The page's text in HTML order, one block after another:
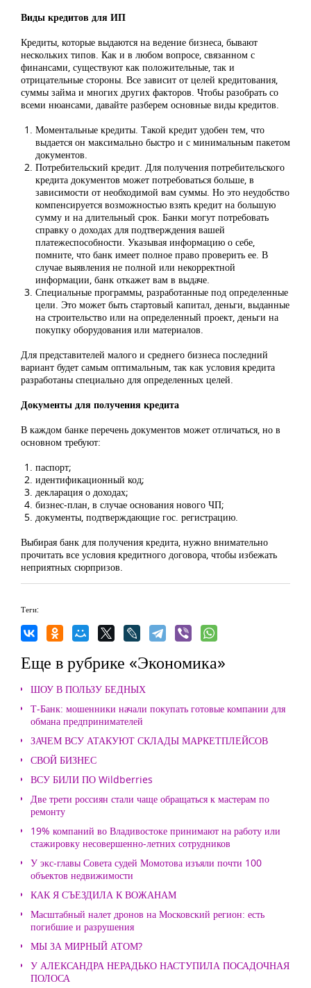
Виды кредитов для ИП
Кредиты, которые выдаются на ведение бизнеса, бывают
нескольких типов. Как и в любом вопросе, связанном с
финансами, существуют как положительные, так и
отрицательные стороны. Все зависит от целей кредитования,
суммы займа и многих других факторов. Чтобы разобрать со
всеми нюансами, давайте разберем основные виды кредитов.
Моментальные кредиты. Такой кредит удобен тем, что
выдается он максимально быстро и с минимальным пакетом
документов.
Потребительский кредит. Для получения потребительского
кредита документов может потребоваться больше, в
зависимости от необходимой вам суммы. Но это неудобство
компенсируется возможностью взять кредит на большую
сумму и на длительный срок. Банки могут потребовать
справку о доходах для подтверждения вашей
платежеспособности. Указывая информацию о себе,
помните, что банк имеет полное право проверить ее. В
случае выявления не полной или некорректной
информации, банк откажет вам в выдаче.
Специальные программы, разработанные под определенные
цели. Это может быть стартовый капитал, деньги, выданные
на строительство или на определенный проект, деньги на
покупку оборудования или материалов.
Для представителей малого и среднего бизнеса последний
вариант будет самым оптимальным, так как условия кредита
разработаны специально для определенных целей.
Документы для получения кредита
В каждом банке перечень документов может отличаться, но в
основном требуют:
паспорт;
идентификационный код;
декларация о доходах;
бизнес-план, в случае основания нового ЧП;
документы, подтверждающие гос. регистрацию.
Выбирая банк для получения кредита, нужно внимательно
прочитать все условия кредитного договора, чтобы избежать
неприятных сюрпризов.
Теги:
Еще в рубрике «Экономика»
ШОУ В ПОЛЬЗУ БЕДНЫХ
Т-Банк: мошенники начали покупать готовые компании для
обмана предпринимателей
ЗАЧЕМ ВСУ АТАКУЮТ СКЛАДЫ МАРКЕТПЛЕЙСОВ
СВОЙ БИЗНЕС
ВСУ БИЛИ ПО Wildberries
Две трети россиян стали чаще обращаться к мастерам по
ремонту
19% компаний во Владивостоке принимают на работу или
стажировку несовершенно-летних сотрудников
У экс-главы Совета судей Момотова изъяли почти 100
объектов недвижимости
КАК Я СЪЕЗДИЛА К ВОЖАНАМ
Масштабный налет дронов на Московский регион: есть
погибшие и разрушения
МЫ ЗА МИРНЫЙ АТОМ?
У АЛЕКСАНДРА НЕРАДЬКО НАСТУПИЛА ПОСАДОЧНАЯ
ПОЛОСА